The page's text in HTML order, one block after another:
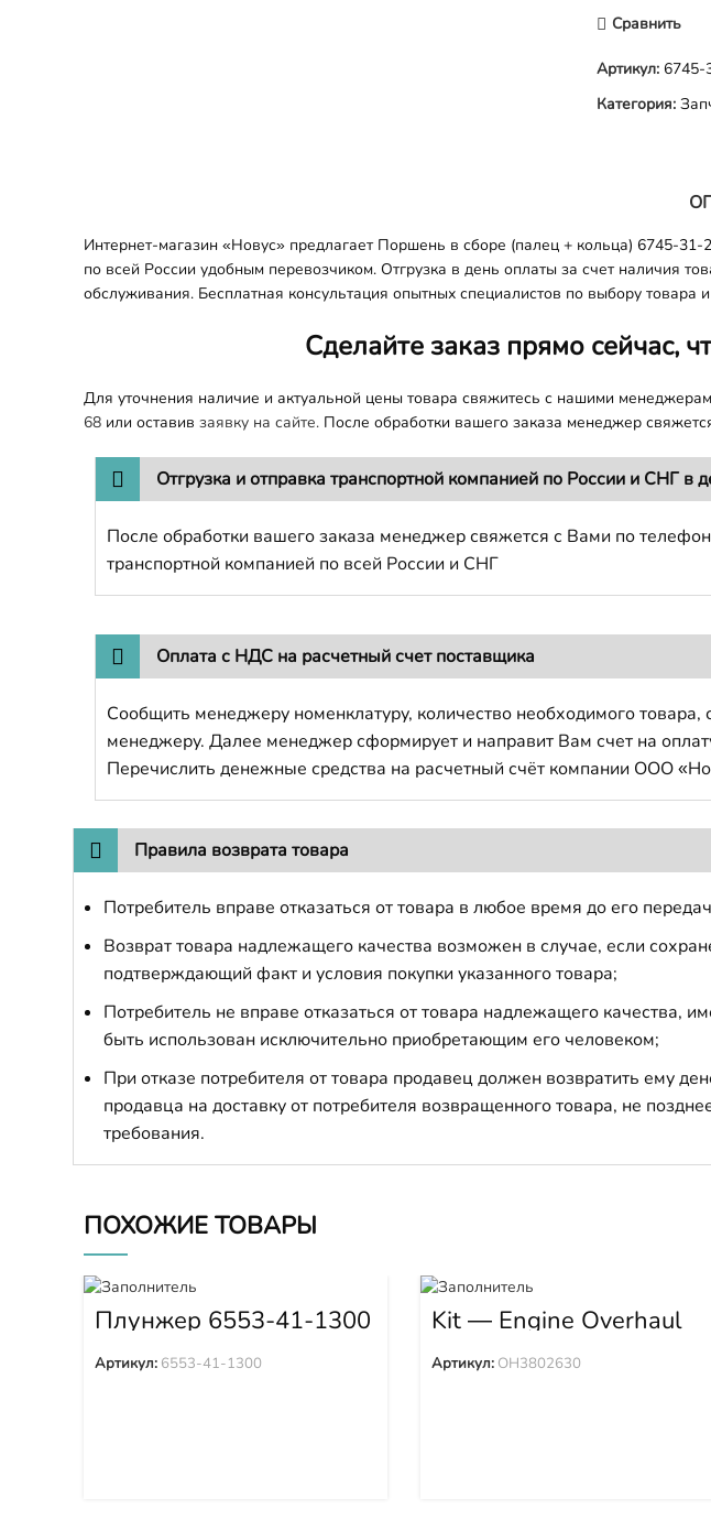
Сравнить
Артикул: 6745-
Категория:
Интернет-магазин «Новус» предлагает Поршень в сборе (палец + кольца) 6745-31-
по всей России удобным перевозчиком. Отгрузка в день оплаты за счет наличия
обслуживания. Бесплатная консультация опытных специалистов по выбору товара
Сделайте заказ прямо сейчас,
Для уточнения наличие и актуальной цены товара свяжитесь с нашими
68 или оставив заявку на сайте. После обработки вашего заказа менеджер
Отгрузка и отправка транспортной компанией по России и СНГ в
После обработки вашего заказа менеджер свяжется с Вами по
транспортной компанией по всей России и СНГ
Оплата с НДС на расчетный счет поставщика
Сообщить менеджеру номенклатуру, количество необходимого
менеджеру. Далее менеджер сформирует и направит Вам счет на
Перечислить денежные средства на расчетный счёт компании ООО
Правила возврата товара
Потребитель вправе отказаться от товара в любое время до его
Возврат товара надлежащего качества возможен в случае, если
подтверждающий факт и условия покупки указанного товара;
Потребитель не вправе отказаться от товара надлежащего
быть использован исключительно приобретающим его человеком;
При отказе потребителя от товара продавец должен возвратить ему
продавца на доставку от потребителя возвращенного товара, не
требования.
ПОХОЖИЕ ТОВАРЫ
Плунжер 6553-41-1300
Артикул: 6553-41-1300
Kit — Engine Overhaul
OH3802630
Артикул: OH3802630